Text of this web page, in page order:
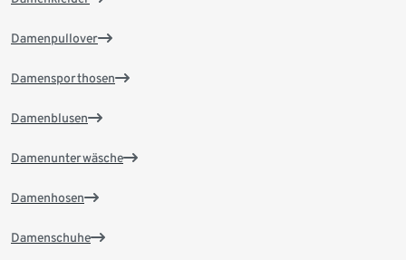
Damenpullover
Damensporthosen
Damenblusen
Damenunterwäsche
Damenhosen
Damenschuhe